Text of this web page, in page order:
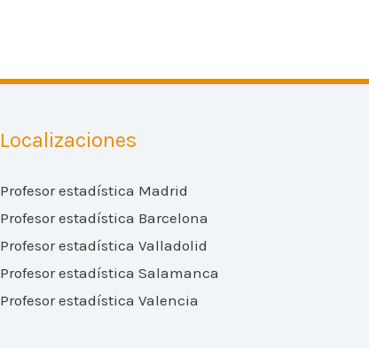
Localizaciones
Profesor estadística Madrid
Profesor estadística Barcelona
Profesor estadística Valladolid
Profesor estadística Salamanca
Profesor estadística Valencia